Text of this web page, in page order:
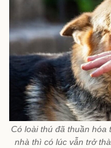
Có loài thú đã thuần
nhà thì có lúc vẫn trở